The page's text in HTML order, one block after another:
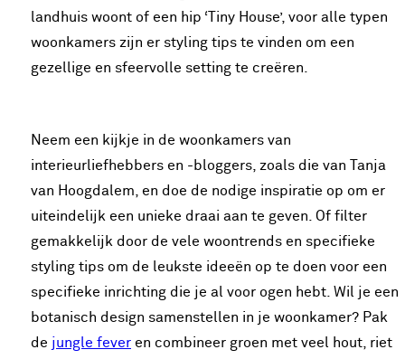
landhuis woont of een hip ‘Tiny House’, voor alle typen
woonkamers zijn er styling tips te vinden om een
gezellige en sfeervolle setting te creëren.
Neem een kijkje in de woonkamers van
interieurliefhebbers en -bloggers, zoals die van Tanja
van Hoogdalem, en doe de nodige inspiratie op om er
uiteindelijk een unieke draai aan te geven. Of filter
gemakkelijk door de vele woontrends en specifieke
styling tips om de leukste ideeën op te doen voor een
specifieke inrichting die je al voor ogen hebt. Wil je een
botanisch design samenstellen in je woonkamer? Pak
de jungle fever en combineer groen met veel hout, riet